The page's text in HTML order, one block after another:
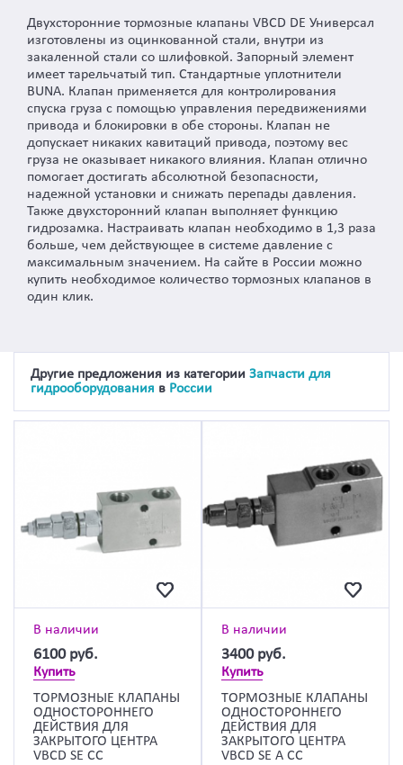
Двухсторонние тормозные клапаны VBCD DE Универсал
изготовлены из оцинкованной стали, внутри из
закаленной стали со шлифовкой. Запорный элемент
имеет тарельчатый тип. Стандартные уплотнители
BUNA. Клапан применяется для контролирования
спуска груза с помощью управления передвижениями
привода и блокировки в обе стороны. Клапан не
допускает никаких кавитаций привода, поэтому вес
груза не оказывает никакого влияния. Клапан отлично
помогает достигать абсолютной безопасности,
надежной установки и снижать перепады давления.
Также двухсторонний клапан выполняет функцию
гидрозамка. Настраивать клапан необходимо в 1,3 раза
больше, чем действующее в системе давление с
максимальным значением. На сайте в России можно
купить необходимое количество тормозных клапанов в
один клик.
Другие предложения из категории Запчасти для
гидрооборудования в России
В наличии
6100 руб.
Купить
ТОРМОЗНЫЕ КЛАПАНЫ
ОДНОСТОРОННЕГО
ДЕЙСТВИЯ ДЛЯ
ЗАКРЫТОГО ЦЕНТРА
VBCD SE CC
В наличии
3400 руб.
Купить
ТОРМОЗНЫЕ КЛАПАНЫ
ОДНОСТОРОННЕГО
ДЕЙСТВИЯ ДЛЯ
ЗАКРЫТОГО ЦЕНТРА
VBCD SE А CC